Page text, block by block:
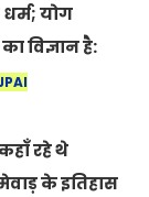
योग
विज्ञान है:
2026 पर
रहे थे
के इतिहास